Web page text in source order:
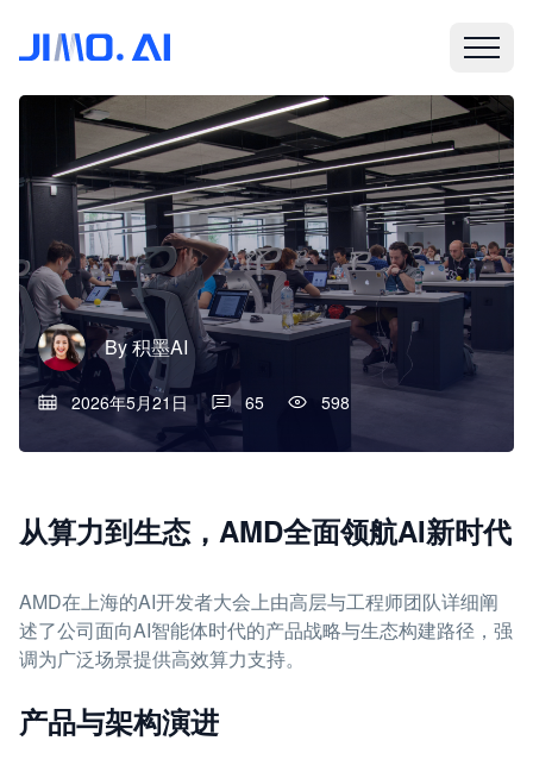
By积墨AI
2026年5月21日 65 598
从算力到生态，AMD全面领航AI新时代
AMD在上海的AI开发者大会上由高层与工程师团队详细阐
述了公司面向AI智能体时代的产品战略与生态构建路径，强
调为广泛场景提供高效算力支持。
产品与架构演进